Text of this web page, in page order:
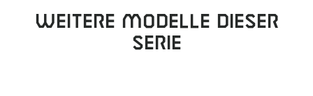
Weitere Modelle dieser
Serie